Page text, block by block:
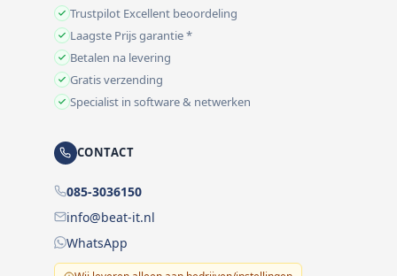
Trustpilot Excellent beoordeling
Laagste Prijs garantie *
Betalen na levering
Gratis verzending
Specialist in software & netwerken
CONTACT
085-3036150
info@beat-it.nl
WhatsApp